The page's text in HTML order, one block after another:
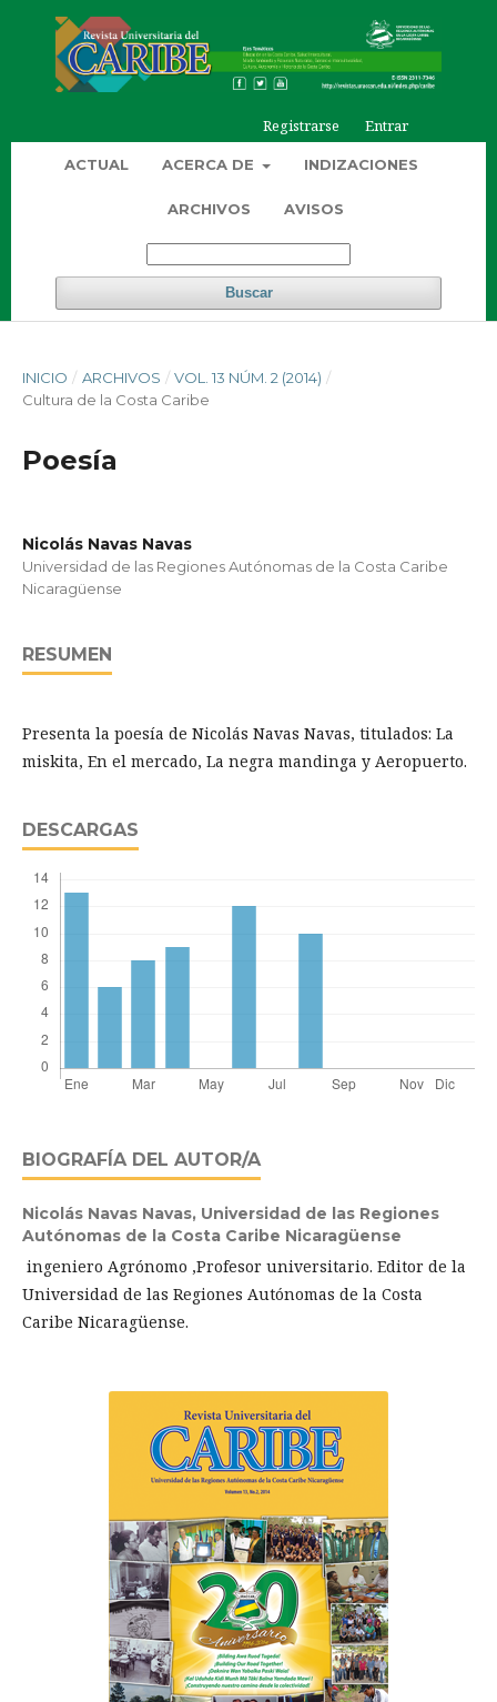
Registrarse Entrar
ACTUAL ACERCA DE INDIZACIONES
ARCHIVOS AVISOS
Buscar
INICIO / ARCHIVOS / VOL. 13 NÚM. 2 (2014) /
Cultura de la Costa Caribe
Poesía
Nicolás Navas Navas
Universidad de las Regiones Autónomas de la Costa Caribe
Nicaragüense
RESUMEN
Presenta la poesía de Nicolás Navas Navas, titulados: La
miskita, En el mercado, La negra mandinga y Aeropuerto.
DESCARGAS
BIOGRAFÍA DEL AUTOR/A
Nicolás Navas Navas, Universidad de las Regiones
Autónomas de la Costa Caribe Nicaragüense
ingeniero Agrónomo ,Profesor universitario. Editor de la
Universidad de las Regiones Autónomas de la Costa
Caribe Nicaragüense.